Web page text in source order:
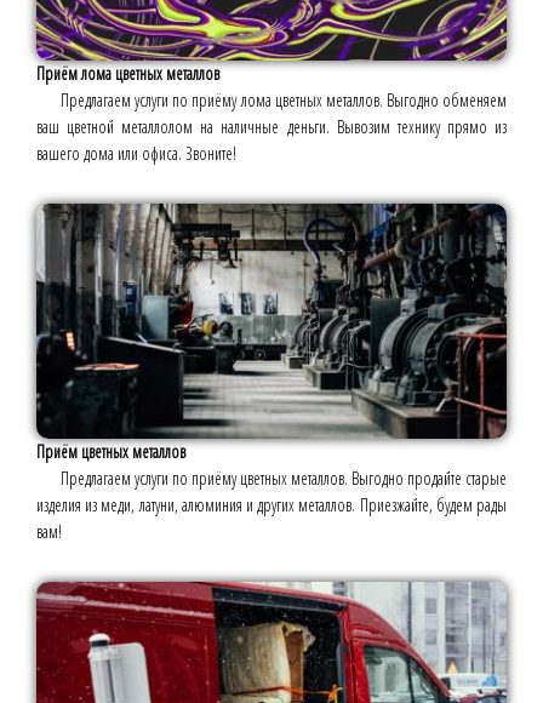
Приём лома цветных металлов
Предлагаем услуги по приёму лома цветных металлов. Выгодно обменяем
ваш цветной металлолом на наличные деньги. Вывозим технику прямо из
вашего дома или офиса. Звоните!
Приём цветных металлов
Предлагаем услуги по приёму цветных металлов. Выгодно продайте старые
изделия из меди, латуни, алюминия и других металлов. Приезжайте, будем рады
вам!